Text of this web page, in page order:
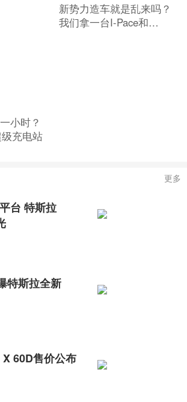
新势力造车就是乱来吗？
我们拿一台I-Pace和
小时？
充电站
更多
台 特斯拉
特斯拉全新
60D售价公布